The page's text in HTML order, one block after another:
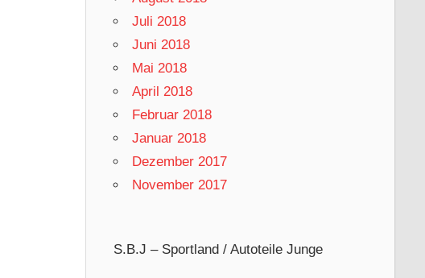
Juli 2018
Juni 2018
Mai 2018
April 2018
Februar 2018
Januar 2018
Dezember 2017
November 2017
S.B.J – Sportland / Autoteile Junge